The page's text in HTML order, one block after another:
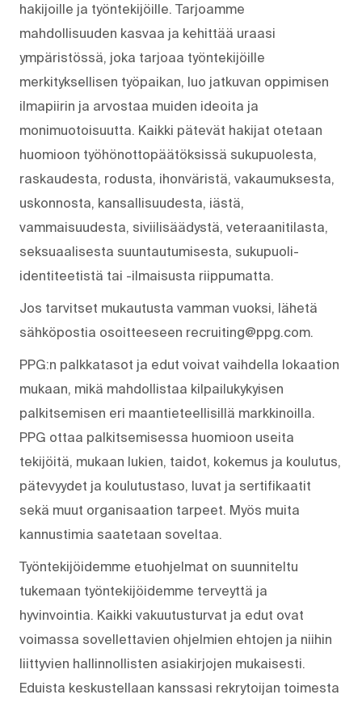
hakijoille ja työntekijöille. Tarjoamme
mahdollisuuden kasvaa ja kehittää uraasi
ympäristössä, joka tarjoaa työntekijöille
merkityksellisen työpaikan, luo jatkuvan oppimisen
ilmapiirin ja arvostaa muiden ideoita ja
monimuotoisuutta. Kaikki pätevät hakijat otetaan
huomioon työhönottopäätöksissä sukupuolesta,
raskaudesta, rodusta, ihonväristä, vakaumuksesta,
uskonnosta, kansallisuudesta, iästä,
vammaisuudesta, siviilisäädystä, veteraanitilasta,
seksuaalisesta suuntautumisesta, sukupuoli-
identiteetistä tai -ilmaisusta riippumatta.
Jos tarvitset mukautusta vamman vuoksi, lähetä
sähköpostia osoitteeseen recruiting@ppg.com.
PPG:n palkkatasot ja edut voivat vaihdella lokaation
mukaan, mikä mahdollistaa kilpailukykyisen
palkitsemisen eri maantieteellisillä markkinoilla.
PPG ottaa palkitsemisessa huomioon useita
tekijöitä, mukaan lukien, taidot, kokemus ja koulutus,
pätevyydet ja koulutustaso, luvat ja sertifikaatit
sekä muut organisaation tarpeet. Myös muita
kannustimia saatetaan soveltaa.
Työntekijöidemme etuohjelmat on suunniteltu
tukemaan työntekijöidemme terveyttä ja
hyvinvointia. Kaikki vakuutusturvat ja edut ovat
voimassa sovellettavien ohjelmien ehtojen ja niihin
liittyvien hallinnollisten asiakirjojen mukaisesti.
Eduista keskustellaan kanssasi rekrytoijan toimesta